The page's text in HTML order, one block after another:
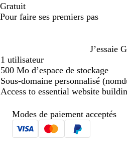
Gratuit
Pour faire ses premiers pas
J’essaie
1 utilisateur
500 Mo d’espace de stockage
Sous-domaine personnalisé
Access to essential website
Modes de paiement acceptés